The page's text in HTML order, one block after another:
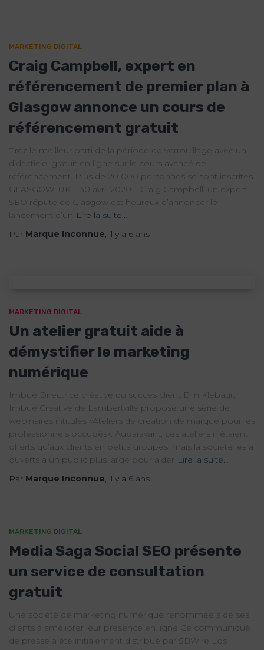
MARKETING DIGITAL
Craig Campbell, expert en
référencement de premier plan à
Glasgow annonce un cours de
référencement gratuit
Tirez le meilleur parti de la période de verrouillage avec un
didacticiel gratuit en ligne sur le cours avancé de
référencement. Plus de 20 000 personnes se sont inscrites.
GLASGOW, UK – 30 avril 2020 – Craig Campbell, un expert
SEO réputé de Glasgow est heureux d’annoncer le
lancement d’un Lire la suite…
Par Marque Inconnue, il y a 6 ans
MARKETING DIGITAL
Un atelier gratuit aide à
démystifier le marketing
numérique
Imbue Directrice créative du succès client Erin Klebaur.
Imbue Creative de Lambertville propose une série de
webinaires intitulés «Ateliers de création de marque pour les
professionnels occupés». Auparavant, ces ateliers n’étaient
offerts qu’aux clients en petits groupes, mais la société les a
ouverts à un public plus large pour aider Lire la suite…
Par Marque Inconnue, il y a 6 ans
MARKETING DIGITAL
Media Saga Social SEO présente
un service de consultation
gratuit
Une société de marketing numérique renommée aide ses
clients à améliorer leur présence en ligne Ce communiqué
de presse a été initialement distribué par SBWire Los